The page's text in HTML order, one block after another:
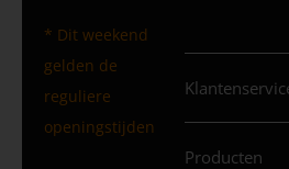
* Dit weekend
gelden de
reguliere
openingstijden
Producten